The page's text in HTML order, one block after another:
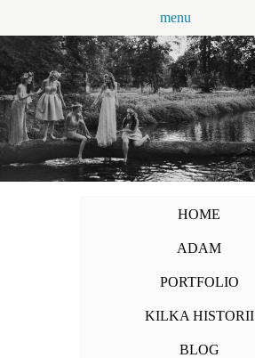
treści
menu
HOME
ADAM
PORTFOLIO
KILKA HISTORII
BLOG